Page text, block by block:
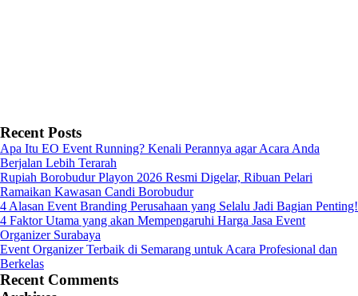
Recent Posts
Apa Itu EO Event Running? Kenali Perannya agar Acara Anda
Berjalan Lebih Terarah
Rupiah Borobudur Playon 2026 Resmi Digelar, Ribuan Pelari
Ramaikan Kawasan Candi Borobudur
4 Alasan Event Branding Perusahaan yang Selalu Jadi Bagian Penting!
4 Faktor Utama yang akan Mempengaruhi Harga Jasa Event
Organizer Surabaya
Event Organizer Terbaik di Semarang untuk Acara Profesional dan
Berkelas
Recent Comments